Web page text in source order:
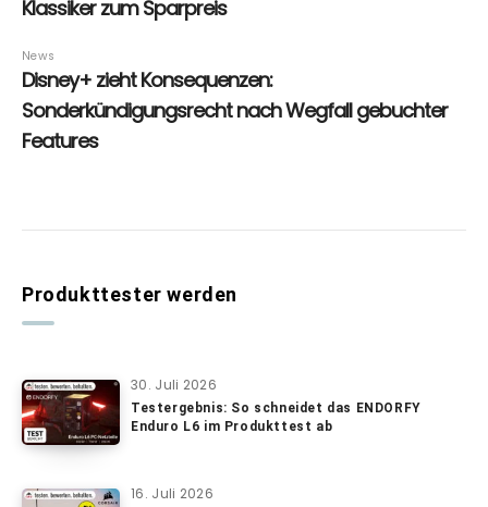
Produkttester werden
30. Juli 2026
Testergebnis: So schneidet das ENDORFY
Enduro L6 im Produkttest ab
16. Juli 2026